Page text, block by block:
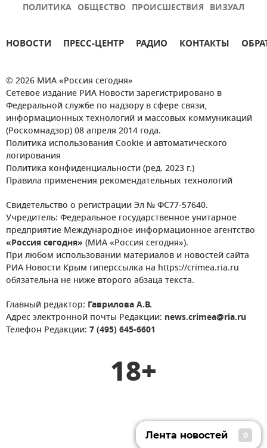
ПОЛИТИКА ОБЩЕСТВО ПРОИСШЕСТВИЯ ВИЗУАЛ
НОВОСТИ ПРЕСС-ЦЕНТР РАДИО КОНТАКТЫ
© 2026 МИА «Россия сегодня»
Сетевое издание РИА Новости зарегистрировано в
Федеральной службе по надзору в сфере связи,
информационных технологий и массовых коммуникаций
(Роскомнадзор) 08 апреля 2014 года.
Политика использования Cookie и автоматического
логирования
Политика конфиденциальности (ред. 2023 г.)
Правила применения рекомендательных технологий
Свидетельство о регистрации Эл № ФС77-57640.
Учредитель: Федеральное государственное унитарное
предприятие Международное информационное агентство
«Россия сегодня» (МИА «Россия сегодня»).
При любом использовании материалов и новостей сайта
РИА Новости Крым гиперссылка на https://crimea.ria.ru
обязательна не ниже второго абзаца текста.
Главный редактор: Гаврилова А.В.
Адрес электронной почты Редакции: news.crimea@ria.ru
Телефон Редакции: 7 (495) 645-6601
18+
Лента новостей 0